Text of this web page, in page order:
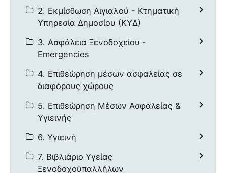
2. Εκμίσθωση Αιγιαλού - Κτηματική
Υπηρεσία Δημοσίου (ΚΥΔ)
3. Ασφάλεια Ξενοδοχείου -
Emergencies
4. Επιθεώρηση μέσων ασφαλείας σε
διαφόρους χώρους
5. Επιθεώρηση Μέσων Ασφαλείας &
Υγιεινής
6. Υγιεινή
7. Βιβλιάριο Υγείας
Ξενοδοχοϋπαλλήλων